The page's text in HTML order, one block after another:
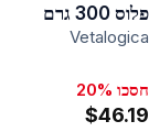
פלוס 300 גרם
Vetalogica
חסכו 20%
$46.19